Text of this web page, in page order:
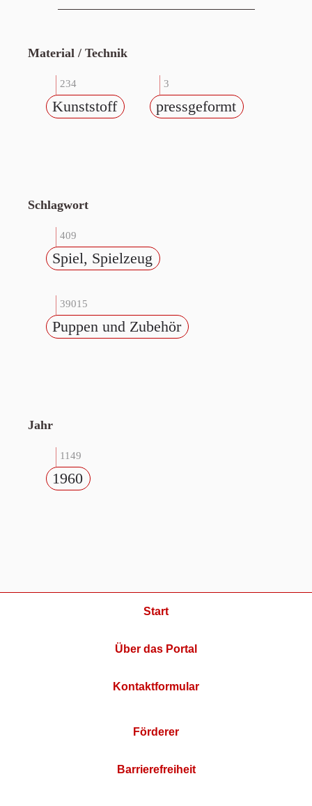
Material / Technik
234
Kunststoff
3
pressgeformt
Schlagwort
409
Spiel, Spielzeug
39015
Puppen und Zubehör
Jahr
1149
1960
Start
Über das Portal
Kontaktformular
Förderer
Barrierefreiheit